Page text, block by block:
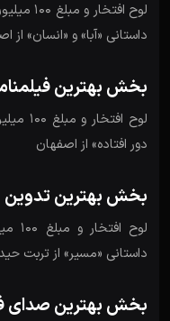
لوح
داستانی «آبا» و «انسان» از
بخش بهترین
لوح
دور افتاده» از اصفهان
بخش بهترین تدوین
داستانی «مسیر» از تربت
بخش بهترین صدای